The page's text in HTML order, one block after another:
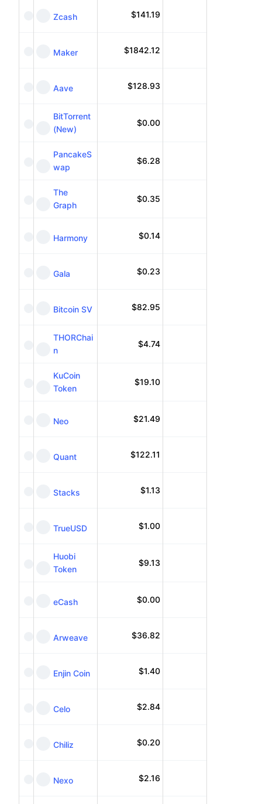
Zcash $141.19
Maker $1842.12
Aave $128.93
BitTorrent
(New)
$0.00
PancakeS
wap
$6.28
The
Graph
$0.35
Harmony $0.14
Gala $0.23
Bitcoin SV $82.95
THORChai
n
$4.74
KuCoin
Token
$19.10
Neo $21.49
Quant $122.11
Stacks $1.13
TrueUSD $1.00
Huobi
Token
$9.13
eCash $0.00
Arweave $36.82
Enjin Coin $1.40
Celo $2.84
Chiliz $0.20
Nexo $2.16